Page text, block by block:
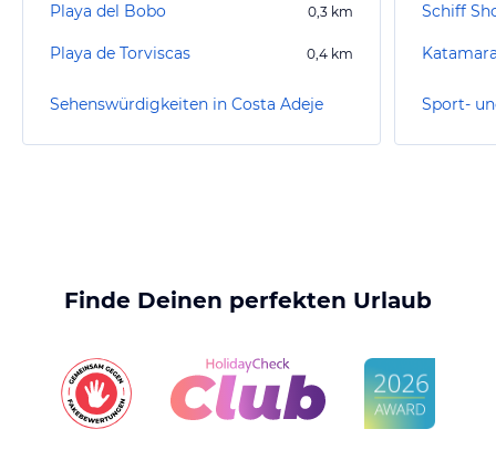
Playa del Bobo 0,3 km
Playa de Torviscas 0,4 km
Sehenswürdigkeiten in Costa Adeje
Finde Deinen perfekten Urlaub